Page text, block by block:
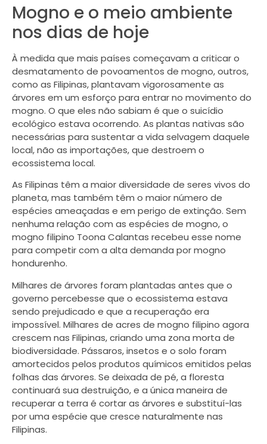
Mogno e o meio ambiente
nos dias de hoje
À medida que mais países começavam a criticar o
desmatamento de povoamentos de mogno, outros,
como as Filipinas, plantavam vigorosamente as
árvores em um esforço para entrar no movimento do
mogno. O que eles não sabiam é que o suicídio
ecológico estava ocorrendo. As plantas nativas são
necessárias para sustentar a vida selvagem daquele
local, não as importações, que destroem o
ecossistema local.
As Filipinas têm a maior diversidade de seres vivos do
planeta, mas também têm o maior número de
espécies ameaçadas e em perigo de extinção. Sem
nenhuma relação com as espécies de mogno, o
mogno filipino Toona Calantas recebeu esse nome
para competir com a alta demanda por mogno
hondurenho.
Milhares de árvores foram plantadas antes que o
governo percebesse que o ecossistema estava
sendo prejudicado e que a recuperação era
impossível. Milhares de acres de mogno filipino agora
crescem nas Filipinas, criando uma zona morta de
biodiversidade. Pássaros, insetos e o solo foram
amortecidos pelos produtos químicos emitidos pelas
folhas das árvores. Se deixada de pé, a floresta
continuará sua destruição, e a única maneira de
recuperar a terra é cortar as árvores e substituí-las
por uma espécie que cresce naturalmente nas
Filipinas.